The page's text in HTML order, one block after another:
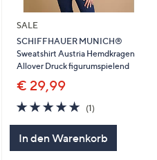
SALE
SCHIFFHAUER MUNICH®
Sweatshirt Austria Hemdkragen
Allover Druck figurumspielend
€ 29,99
5.0
von
(1)1
In den Warenkorb